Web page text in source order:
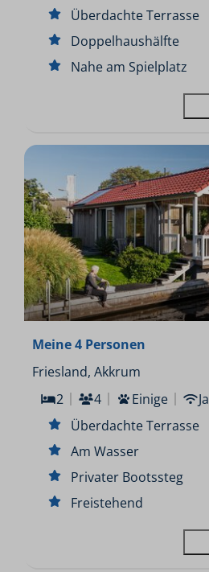
Überdachte Terrasse
Doppelhaushälfte
Nahe am Spielplatz
Meine 4 Personen
Friesland, Akkrum
2
4 Einige
Ja
Überdachte Terrasse
Am Wasser
Privater Bootssteg
Freistehend